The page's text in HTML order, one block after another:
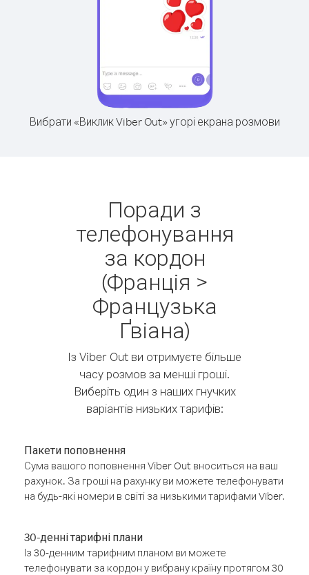
Вибрати «Виклик Viber Out» угорі екрана розмови
Поради з
телефонування
за кордон
(Франція >
Французька
Ґвіана)
Із Viber Out ви отримуєте більше
часу розмов за менші гроші.
Виберіть один з наших гнучких
варіантів низьких тарифів:
Пакети поповнення
Сума вашого поповнення Viber Out вноситься на ваш
рахунок. За гроші на рахунку ви можете телефонувати
на будь-які номери в світі за низькими тарифами Viber.
30-денні тарифні плани
Із 30-денним тарифним планом ви можете
телефонувати за кордон у вибрану країну протягом 30